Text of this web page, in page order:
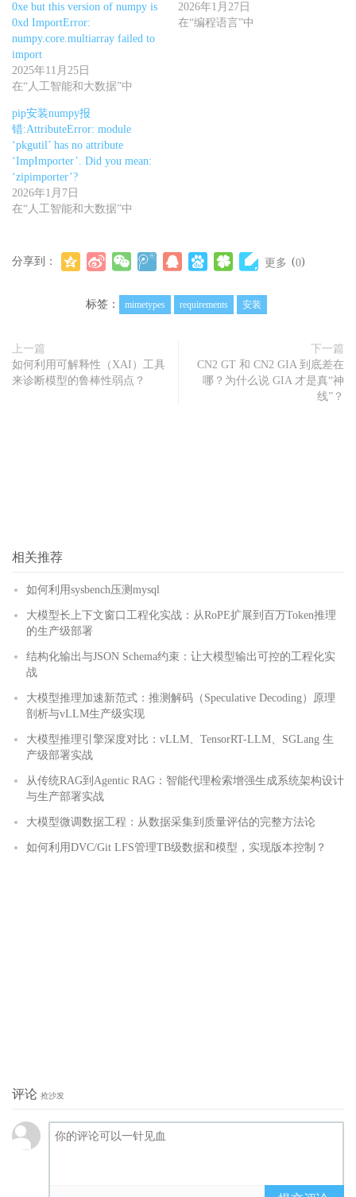
0xe but this version of numpy is
0xd ImportError:
numpy.core.multiarray failed to
import
2025年11月25日
在“人工智能和大数据”中
2026年1月27日
在“编程语言”中
pip安装numpy报
错:AttributeError: module
‘pkgutil’ has no attribute
‘ImpImporter’. Did you mean:
‘zipimporter’?
2026年1月7日
在“人工智能和大数据”中
分享到： 更多 (0)
标签： mimetypes requirements 安装
上一篇
如何利用可解释性（XAI）工具
来诊断模型的鲁棒性弱点？
下一篇
CN2 GT 和 CN2 GIA 到底差在
哪？为什么说 GIA 才是真“神
线”？
相关推荐
如何利用sysbench压测mysql
大模型长上下文窗口工程化实战：从RoPE扩展到百万Token推理
的生产级部署
结构化输出与JSON Schema约束：让大模型输出可控的工程化实
战
大模型推理加速新范式：推测解码（Speculative Decoding）原理
剖析与vLLM生产级实现
大模型推理引擎深度对比：vLLM、TensorRT-LLM、SGLang 生
产级部署实战
从传统RAG到Agentic RAG：智能代理检索增强生成系统架构设计
与生产部署实战
大模型微调数据工程：从数据采集到质量评估的完整方法论
如何利用DVC/Git LFS管理TB级数据和模型，实现版本控制？
评论 抢沙发